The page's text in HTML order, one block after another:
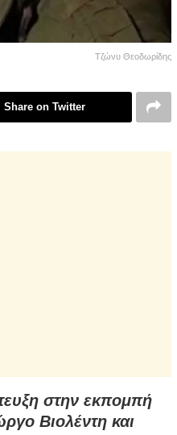
Τζώνυ Θεοδωρίδης
Share on Twitter
στην εκπομπή
Βιολέντη και